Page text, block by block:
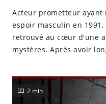
Acteur prometteur ayant
espoir masculin en
retrouvé au cœur d'une
mystères. Après avoir
trace.
2 min